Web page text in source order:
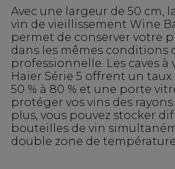
Avec une largeur de 50 cm,
vin de vieillissement Wine
permet de conserver votre
dans les mêmes conditions
professionnelle. Les caves
Haier Série 5 offrent un
50 % à 80 % et une porte
protéger vos vins des
plus, vous pouvez stocker
bouteilles de vin
double zone de